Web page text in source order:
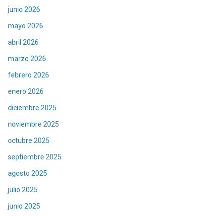
junio 2026
mayo 2026
abril 2026
marzo 2026
febrero 2026
enero 2026
diciembre 2025
noviembre 2025
octubre 2025
septiembre 2025
agosto 2025
julio 2025
junio 2025